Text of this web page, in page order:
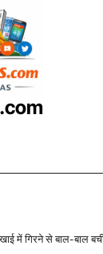
में गिरने से बाल-बाल